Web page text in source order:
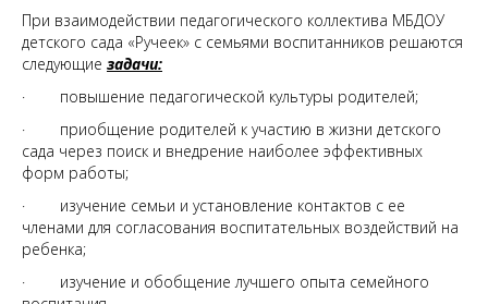
При взаимодействии педагогического коллектива МБДОУ
детского сада «Ручеек» с семьями воспитанников решаются
следующие задачи:
· повышение педагогической культуры родителей;
· приобщение родителей к участию в жизни детского
сада через поиск и внедрение наиболее эффективных
форм работы;
· изучение семьи и установление контактов с ее
членами для согласования воспитательных воздействий на
ребенка;
· изучение и обобщение лучшего опыта семейного